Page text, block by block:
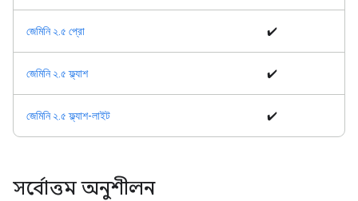
জেমিনি ২.৫ প্রো ✔️
জেমিনি ২.৫ ফ্ল্যাশ ✔️
জেমিনি ২.৫ ফ্ল্যাশ-লাইট ✔️
সর্বোত্তম অনুশীলন